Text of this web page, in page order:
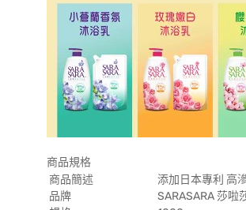
商品規格
商品簡述
添加日本專利 高
品牌
SARASARA 莎啦